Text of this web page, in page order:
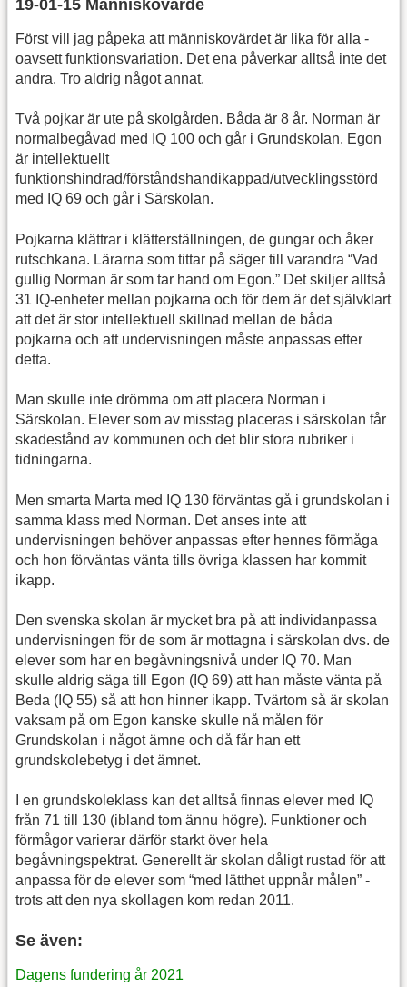
19-01-15 Människovärde
Först vill jag påpeka att människovärdet är lika för alla -
oavsett funktionsvariation. Det ena påverkar alltså inte det
andra. Tro aldrig något annat.
Två pojkar är ute på skolgården. Båda är 8 år. Norman är
normalbegåvad med IQ 100 och går i Grundskolan. Egon
är intellektuellt
funktionshindrad/förståndshandikappad/utvecklingsstörd
med IQ 69 och går i Särskolan.
Pojkarna klättrar i klätterställningen, de gungar och åker
rutschkana. Lärarna som tittar på säger till varandra “Vad
gullig Norman är som tar hand om Egon.” Det skiljer alltså
31 IQ-enheter mellan pojkarna och för dem är det självklart
att det är stor intellektuell skillnad mellan de båda
pojkarna och att undervisningen måste anpassas efter
detta.
Man skulle inte drömma om att placera Norman i
Särskolan. Elever som av misstag placeras i särskolan får
skadestånd av kommunen och det blir stora rubriker i
tidningarna.
Men smarta Marta med IQ 130 förväntas gå i grundskolan i
samma klass med Norman. Det anses inte att
undervisningen behöver anpassas efter hennes förmåga
och hon förväntas vänta tills övriga klassen har kommit
ikapp.
Den svenska skolan är mycket bra på att individanpassa
undervisningen för de som är mottagna i särskolan dvs. de
elever som har en begåvningsnivå under IQ 70. Man
skulle aldrig säga till Egon (IQ 69) att han måste vänta på
Beda (IQ 55) så att hon hinner ikapp. Tvärtom så är skolan
vaksam på om Egon kanske skulle nå målen för
Grundskolan i något ämne och då får han ett
grundskolebetyg i det ämnet.
I en grundskoleklass kan det alltså finnas elever med IQ
från 71 till 130 (ibland tom ännu högre). Funktioner och
förmågor varierar därför starkt över hela
begåvningspektrat. Generellt är skolan dåligt rustad för att
anpassa för de elever som “med lätthet uppnår målen” -
trots att den nya skollagen kom redan 2011.
Se även:
Dagens fundering år 2021